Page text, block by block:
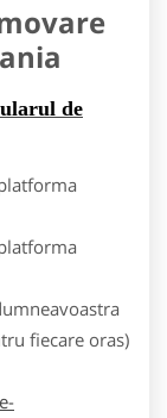
de
fiecare oras)